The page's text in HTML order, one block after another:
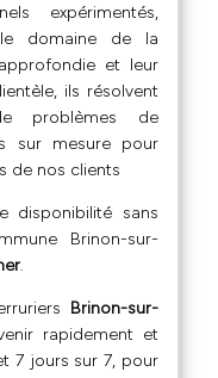
expérimentés,
domaine de la
et leur
ils résolvent
problèmes de
sur mesure pour
de nos clients
disponibilité sans
Brinon-sur-
.
Brinon-sur-
rapidement et
7 jours sur 7, pour